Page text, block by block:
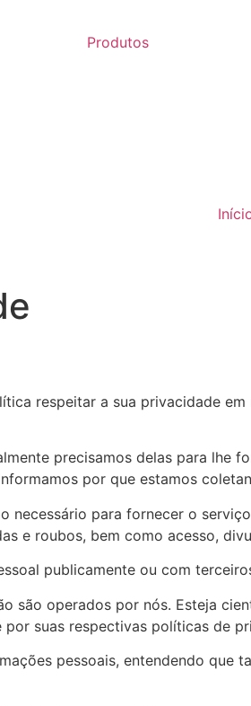
Produtos
respeitar a sua privacidade
precisamos delas para lhe
por que estamos
necessário para fornecer o
e roubos, bem como acesso,
publicamente ou com
são operados por nós. Esteja
suas respectivas políticas de
pessoais, entendendo que